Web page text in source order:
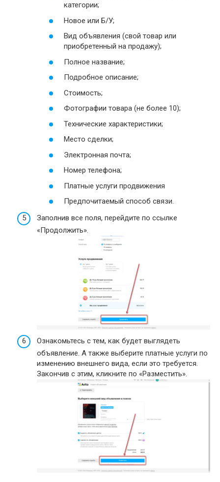
категории;
Новое или Б/У;
Вид объявления (свой товар или
приобретенный на продажу);
Полное название;
Подробное описание;
Стоимость;
Фотографии товара (не более 10);
Технические характеристики;
Место сделки;
Электронная почта;
Номер телефона;
Платные услуги продвижения
Предпочитаемый способ связи.
Заполнив все поля, перейдите по ссылке
«Продолжить».
Ознакомьтесь с тем, как будет выглядеть
объявление. А также выберите платные услуги по
изменению внешнего вида, если это требуется.
Закончив с этим, кликните по «Разместить».